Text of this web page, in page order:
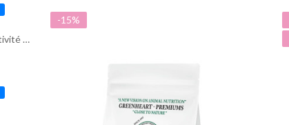
Croquettes chien adulte activité normale | PRO TEAM Équilibre 3700
-15%